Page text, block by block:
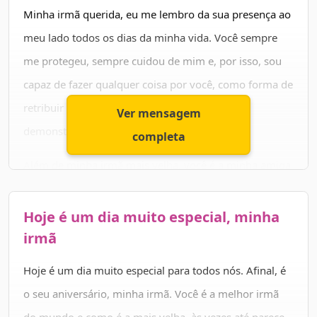
Minha irmã querida, eu me lembro da sua presença ao
meu lado todos os dias da minha vida. Você sempre
me protegeu, sempre cuidou de mim e, por isso, sou
capaz de fazer qualquer coisa por você, como forma de
retribuir tanto carinho e amor que sempre
inseparável. Adoro compartilhar a minha vida com
você. Você é o exemplo de determinação e de coragem
que eu sigo.
Aproveite o seu dia, se divirta muito e seja muito feliz,
pois você merece. Parabéns, irmã.
Ver mensagem
completa
Hoje é um dia muito especial, minha
irmã
Hoje é um dia muito especial para todos nós. Afinal, é
o seu aniversário, minha irmã. Você é a melhor irmã